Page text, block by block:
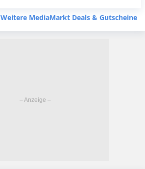
Weitere MediaMarkt Deals & Gutscheine